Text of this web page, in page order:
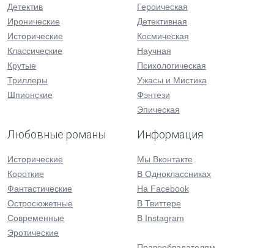
Детектив
Иронические
Исторические
Классические
Крутые
Триллеры
Шпионские
Героическая
Детективная
Космическая
Научная
Психологическая
Ужасы и Мистика
Фэнтези
Эпическая
Любовные романы
Исторические
Короткие
Фантастические
Остросюжетные
Современные
Эротические
Информация
Мы Вконтакте
В Одноклассниках
На Facebook
В Твиттере
В Instagram